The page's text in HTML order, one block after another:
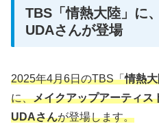
TBS「情熱大陸」に
UDAさんが登場
2025年4月6日のTBS「情熱
に、メイクアップアーティス
UDAさんが登場します。